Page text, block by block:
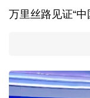
万里丝路见证“
服务实体经济 财
美媒:多场景低